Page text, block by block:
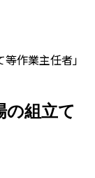
作業主任者」
の組立て